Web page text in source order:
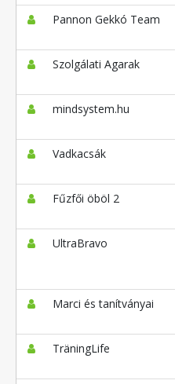
Pannon Gekkó Team
Szolgálati Agarak
mindsystem.hu
Vadkacsák
Fűzfői öböl 2
UltraBravo
Marci és tanítványai
TräningLife